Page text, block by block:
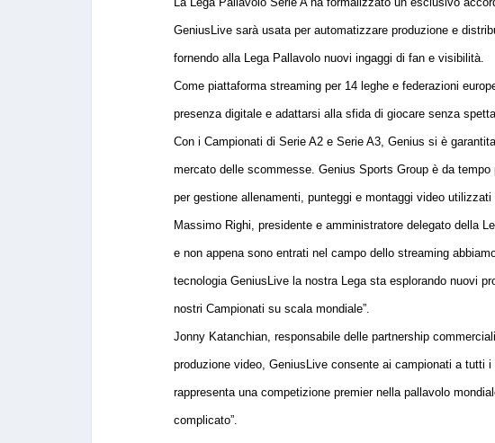
GeniusLive sarà usata per automatizzare produzione e
fornendo alla Lega Pallavolo nuovi ingaggi di fan e visibilità.
Come piattaforma streaming per 14 leghe e federazioni
presenza digitale e adattarsi alla sfida di giocare senza
Con i Campionati di Serie A2 e Serie A3, Genius si è
mercato delle scommesse. Genius Sports Group è da
per gestione allenamenti, punteggi e montaggi video utilizzati
Massimo Righi, presidente e amministratore delegato della
e non appena sono entrati nel campo dello streaming
tecnologia GeniusLive la nostra Lega sta esplorando nuovi
nostri Campionati su scala mondiale”.
Jonny Katanchian, responsabile delle partnership
produzione video, GeniusLive consente ai campionati a tutti
rappresenta una competizione premier nella pallavolo
complicato”.